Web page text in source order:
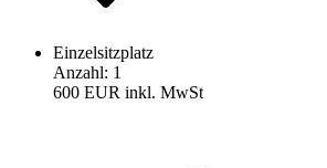
Einzelsitzplatz
Anzahl: 1
600 EUR inkl. MwSt